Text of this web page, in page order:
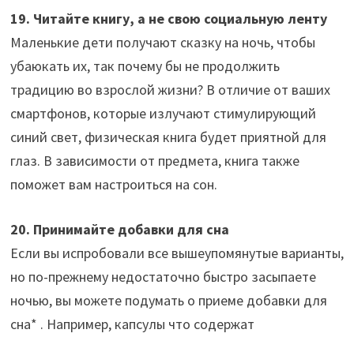
19. Читайте книгу, а не свою социальную ленту
Маленькие дети получают сказку на ночь, чтобы
убаюкать их, так почему бы не продолжить
традицию во взрослой жизни? В отличие от ваших
смартфонов, которые излучают стимулирующий
синий свет, физическая книга будет приятной для
глаз. В зависимости от предмета, книга также
поможет вам настроиться на сон.
20. Принимайте добавки для сна
Если вы испробовали все вышеупомянутые варианты,
но по-прежнему недостаточно быстро засыпаете
ночью, вы можете подумать о приеме добавки для
сна* . Например, капсулы что содержат